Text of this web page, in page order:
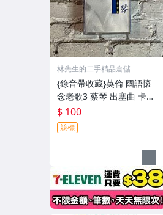
林先生的二手精品倉儲
{錄音帶收藏}英倫 國語懷
念老歌3 蔡琴 出塞曲 卡帶
像新的一樣 歌詞封面漂亮
外殼如圖
$ 100
競標